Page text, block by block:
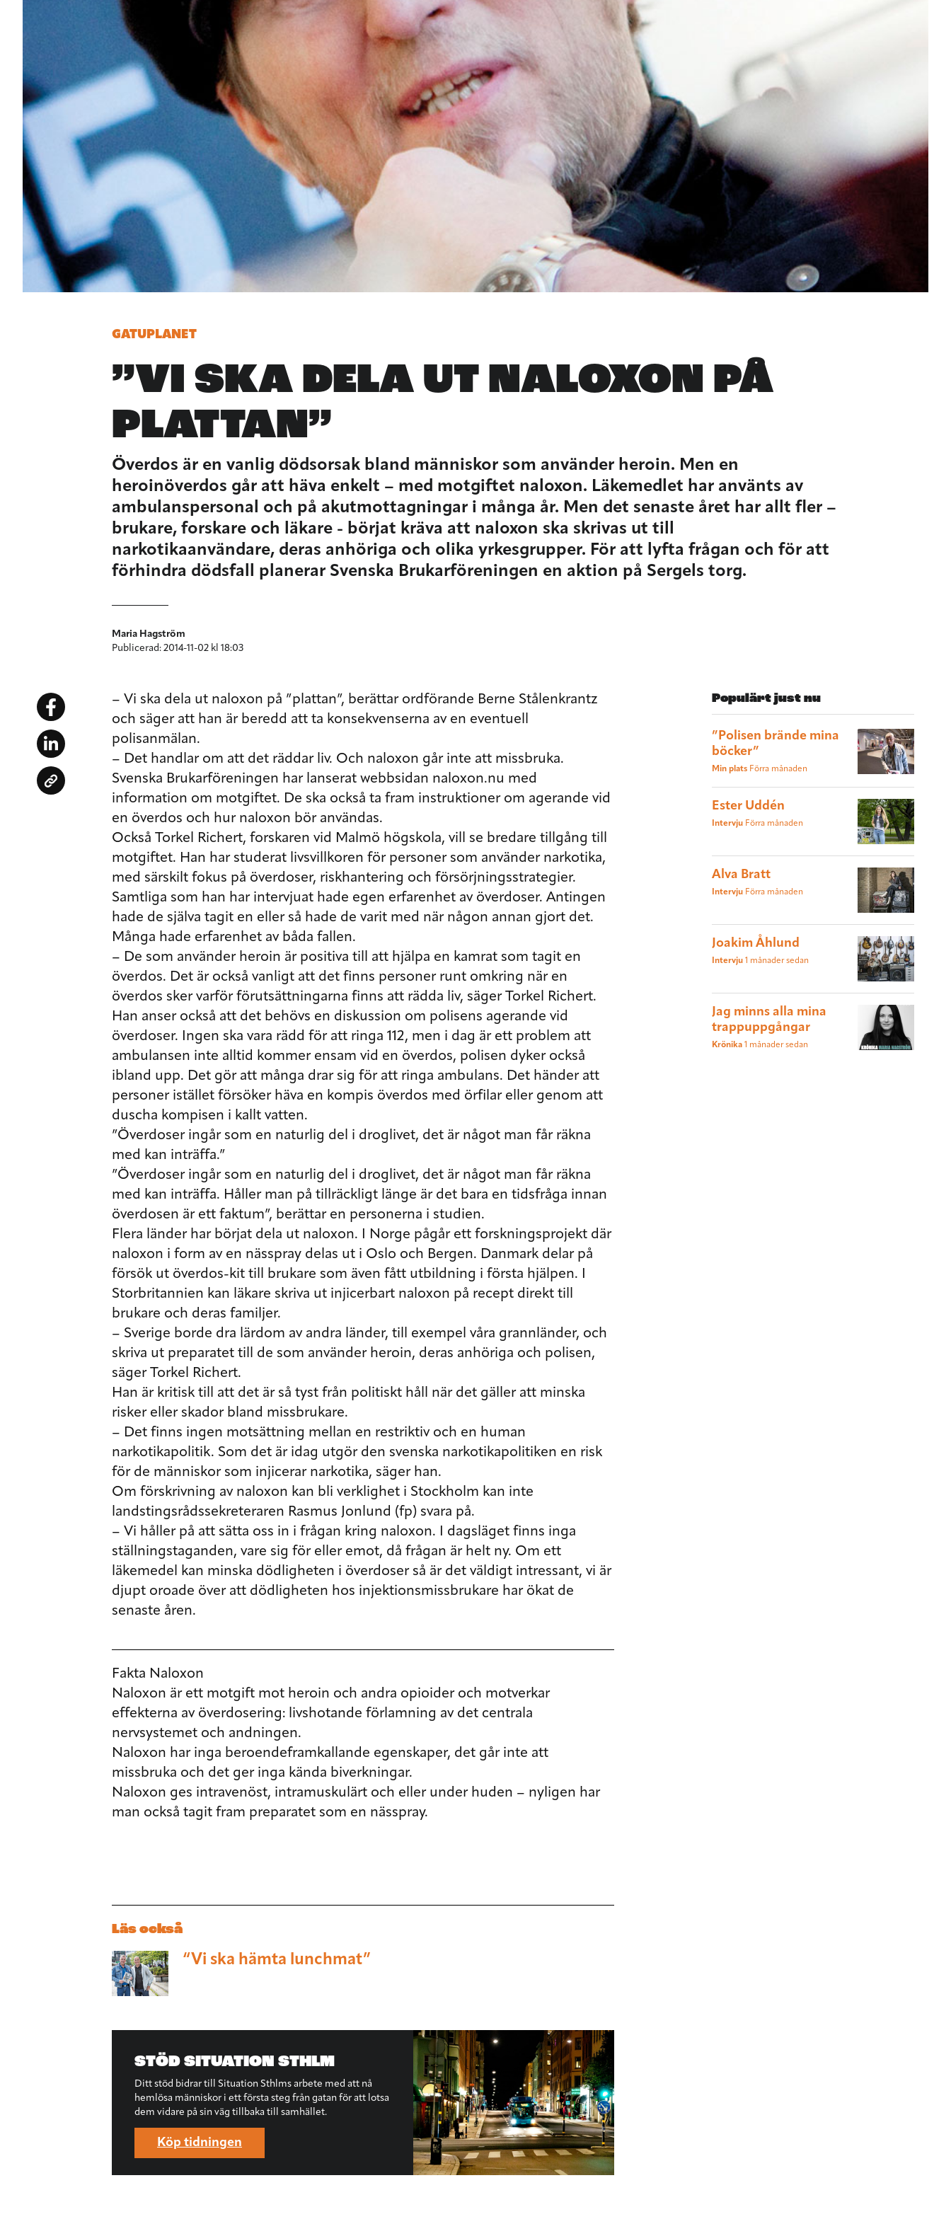
GATUPLANET
”VI SKA DELA UT NALOXON PÅ
PLATTAN”
Överdos är en vanlig dödsorsak bland människor som använder heroin. Men en
heroinöverdos går att häva enkelt – med motgiftet naloxon. Läkemedlet har använts av
ambulanspersonal och på akutmottagningar i många år. Men det senaste året har allt fler –
brukare, forskare och läkare - börjat kräva att naloxon ska skrivas ut till
narkotikaanvändare, deras anhöriga och olika yrkesgrupper. För att lyfta frågan och för att
förhindra dödsfall planerar Svenska Brukarföreningen en aktion på Sergels torg.
Maria Hagström
Publicerad: 2014-11-02 kl 18:03
– Vi ska dela ut naloxon på ”plattan”, berättar ordförande Berne Stålenkrantz
och säger att han är beredd att ta konsekvenserna av en eventuell
polisanmälan.
– Det handlar om att det räddar liv. Och naloxon går inte att missbruka.
Svenska Brukarföreningen har lanserat webbsidan naloxon.nu med
information om motgiftet. De ska också ta fram instruktioner om agerande vid
en överdos och hur naloxon bör användas.
Också Torkel Richert, forskaren vid Malmö högskola, vill se bredare tillgång till
motgiftet. Han har studerat livsvillkoren för personer som använder narkotika,
med särskilt fokus på överdoser, riskhantering och försörjningsstrategier.
Samtliga som han har intervjuat hade egen erfarenhet av överdoser. Antingen
hade de själva tagit en eller så hade de varit med när någon annan gjort det.
Många hade erfarenhet av båda fallen.
– De som använder heroin är positiva till att hjälpa en kamrat som tagit en
överdos. Det är också vanligt att det finns personer runt omkring när en
överdos sker varför förutsättningarna finns att rädda liv, säger Torkel Richert.
Han anser också att det behövs en diskussion om polisens agerande vid
överdoser. Ingen ska vara rädd för att ringa 112, men i dag är ett problem att
ambulansen inte alltid kommer ensam vid en överdos, polisen dyker också
ibland upp. Det gör att många drar sig för att ringa ambulans. Det händer att
personer istället försöker häva en kompis överdos med örfilar eller genom att
duscha kompisen i kallt vatten.
”Överdoser ingår som en naturlig del i droglivet, det är något man får räkna
med kan inträffa.”
”Överdoser ingår som en naturlig del i droglivet, det är något man får räkna
med kan inträffa. Håller man på tillräckligt länge är det bara en tidsfråga innan
överdosen är ett faktum”, berättar en personerna i studien.
Flera länder har börjat dela ut naloxon. I Norge pågår ett forskningsprojekt där
naloxon i form av en nässpray delas ut i Oslo och Bergen. Danmark delar på
försök ut överdos-kit till brukare som även fått utbildning i första hjälpen. I
Storbritannien kan läkare skriva ut injicerbart naloxon på recept direkt till
brukare och deras familjer.
– Sverige borde dra lärdom av andra länder, till exempel våra grannländer, och
skriva ut preparatet till de som använder heroin, deras anhöriga och polisen,
säger Torkel Richert.
Han är kritisk till att det är så tyst från politiskt håll när det gäller att minska
risker eller skador bland missbrukare.
– Det finns ingen motsättning mellan en restriktiv och en human
narkotikapolitik. Som det är idag utgör den svenska narkotikapolitiken en risk
för de människor som injicerar narkotika, säger han.
Om förskrivning av naloxon kan bli verklighet i Stockholm kan inte
landstingsrådssekreteraren Rasmus Jonlund (fp) svara på.
– Vi håller på att sätta oss in i frågan kring naloxon. I dagsläget finns inga
ställningstaganden, vare sig för eller emot, då frågan är helt ny. Om ett
läkemedel kan minska dödligheten i överdoser så är det väldigt intressant, vi är
djupt oroade över att dödligheten hos injektionsmissbrukare har ökat de
senaste åren.
Fakta Naloxon
Naloxon är ett motgift mot heroin och andra opioider och motverkar
effekterna av överdosering: livshotande förlamning av det centrala
nervsystemet och andningen.
Naloxon har inga beroendeframkallande egenskaper, det går inte att
missbruka och det ger inga kända biverkningar.
Naloxon ges intravenöst, intramuskulärt och eller under huden – nyligen har
man också tagit fram preparatet som en nässpray.
Populärt just nu
”Polisen brände mina
böcker”
Min plats Förra månaden
Ester Uddén
Intervju Förra månaden
Alva Bratt
Intervju Förra månaden
Joakim Åhlund
Intervju 1 månader sedan
Jag minns alla mina
trappuppgångar
Krönika 1 månader sedan
Läs också
“Vi ska hämta lunchmat”
STÖD SITUATION STHLM
Ditt stöd bidrar till Situation Sthlms arbete med att nå
hemlösa människor i ett första steg från gatan för att lotsa
dem vidare på sin väg tillbaka till samhället.
Köp tidningen